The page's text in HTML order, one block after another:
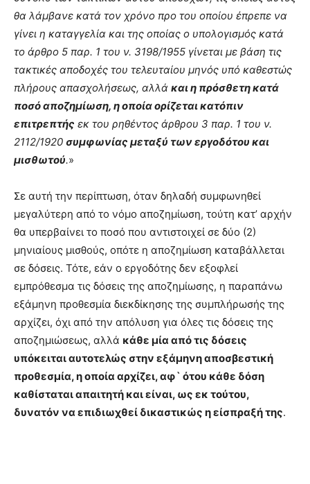
θα λάμβανε κατά τον χρόνο προ του οποίου έπρεπε να
γίνει η καταγγελία και της οποίας ο υπολογισμός κατά
το άρθρο 5 παρ. 1 του ν. 3198/1955 γίνεται με βάση τις
τακτικές αποδοχές του τελευταίου μηνός υπό καθεστώς
πλήρους απασχολήσεως, αλλά και η πρόσθετη κατά
ποσό αποζημίωση, η οποία ορίζεται κατόπιν
επιτρεπτής εκ του ρηθέντος άρθρου 3 παρ. 1 του ν.
2112/1920 συμφωνίας μεταξύ των εργοδότου και
μισθωτού.»
Σε αυτή την περίπτωση, όταν δηλαδή συμφωνηθεί
μεγαλύτερη από το νόμο αποζημίωση, τούτη κατ’ αρχήν
θα υπερβαίνει το ποσό που αντιστοιχεί σε δύο (2)
μηνιαίους μισθούς, οπότε η αποζημίωση καταβάλλεται
σε δόσεις. Τότε, εάν ο εργοδότης δεν εξοφλεί
εμπρόθεσμα τις δόσεις της αποζημίωσης, η παραπάνω
εξάμηνη προθεσμία διεκδίκησης της συμπλήρωσής της
αρχίζει, όχι από την απόλυση για όλες τις δόσεις της
αποζημιώσεως, αλλά κάθε μία από τις δόσεις
υπόκειται αυτοτελώς στην εξάμηνη αποσβεστική
προθεσμία, η οποία αρχίζει, αφ` ότου κάθε δόση
καθίσταται απαιτητή και είναι, ως εκ τούτου,
δυνατόν να επιδιωχθεί δικαστικώς η είσπραξή της.